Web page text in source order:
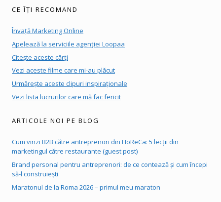
CE ÎȚI RECOMAND
Învață Marketing Online
Apelează la serviciile agenției Loopaa
Citește aceste cărți
Vezi aceste filme care mi-au plăcut
Urmărește aceste clipuri inspiraționale
Vezi lista lucrurilor care mă fac fericit
ARTICOLE NOI PE BLOG
Cum vinzi B2B către antreprenori din HoReCa: 5 lecții din
marketingul către restaurante (guest post)
Brand personal pentru antreprenori: de ce contează și cum începi
să-l construiești
Maratonul de la Roma 2026 – primul meu maraton